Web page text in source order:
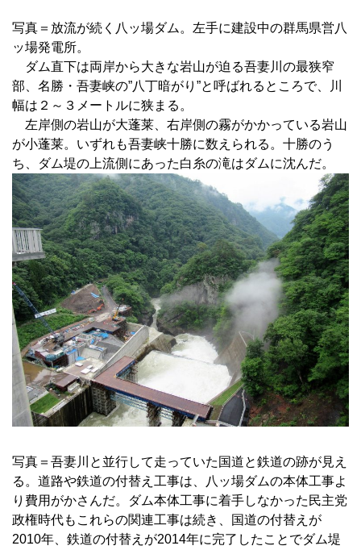
写真＝放流が続く八ッ場ダム。左手に建設中の群馬県営八
ッ場発電所。
ダム直下は両岸から大きな岩山が迫る吾妻川の最狭窄
部、名勝・吾妻峡の”八丁暗がり”と呼ばれるところで、川
幅は２～３メートルに狭まる。
左岸側の岩山が大蓬莱、右岸側の霧がかかっている岩山
が小蓬莱。いずれも吾妻峡十勝に数えられる。十勝のう
ち、ダム堤の上流側にあった白糸の滝はダムに沈んだ。
写真＝吾妻川と並行して走っていた国道と鉄道の跡が見え
る。道路や鉄道の付替え工事は、八ッ場ダムの本体工事よ
り費用がかさんだ。ダム本体工事に着手しなかった民主党
政権時代もこれらの関連工事は続き、国道の付替えが
2010年、鉄道の付替えが2014年に完了したことでダム堤